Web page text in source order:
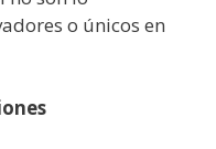
o únicos en